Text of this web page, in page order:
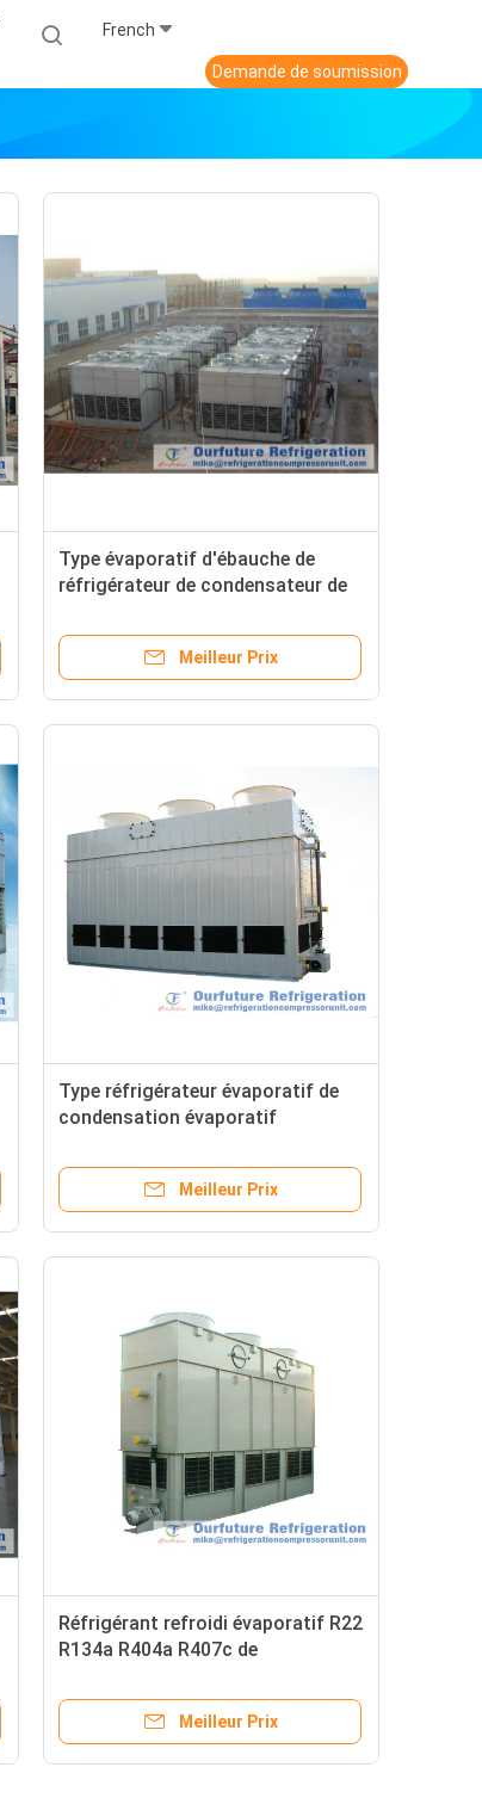
French
Demande de soumission
Type évaporatif d'ébauche de
réfrigérateur de condensateur de
d'entreposage au froid
Meilleur Prix
Type réfrigérateur évaporatif de
condensation évaporatif
d'unité
Meilleur Prix
Réfrigérant refroidi évaporatif R22
R134a R404a R407c de
d'entreposage au froid
Meilleur Prix